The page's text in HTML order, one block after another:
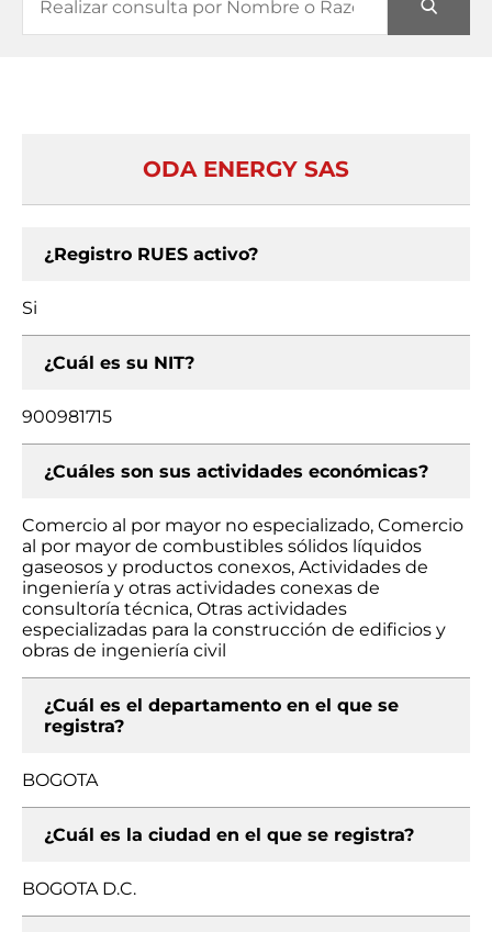
ODA ENERGY SAS
¿Registro RUES activo?
Si
¿Cuál es su NIT?
900981715
¿Cuáles son sus actividades económicas?
Comercio al por mayor no especializado, Comercio
al por mayor de combustibles sólidos líquidos
gaseosos y productos conexos, Actividades de
ingeniería y otras actividades conexas de
consultoría técnica, Otras actividades
especializadas para la construcción de edificios y
obras de ingeniería civil
¿Cuál es el departamento en el que se
registra?
BOGOTA
¿Cuál es la ciudad en el que se registra?
BOGOTA D.C.